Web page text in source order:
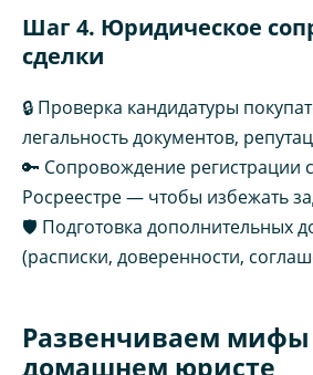
Шаг 4. Юридическое
сделки
🔒 Проверка кандидатуры
легальность документов,
🔑 Сопровождение регистрации
Росреестре — чтобы избежать
🛡️ Подготовка дополнительных
(расписки, доверенности,
Развенчиваем мифы
домашнем юристе